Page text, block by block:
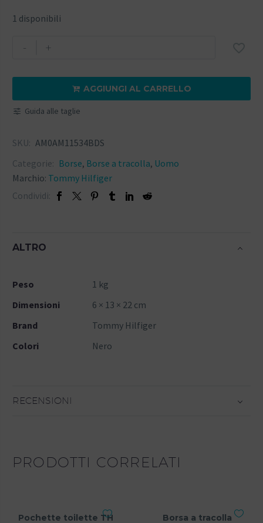
1 disponibili
- +
 AGGIUNGI AL CARRELLO
Guida alle taglie
SKU: AM0AM11534BDS
Categorie: Borse, Borse a tracolla, Uomo
Marchio: Tommy Hilfiger
Condividi:
ALTRO
Peso
1 kg
Dimensioni
6 × 13 × 22 cm
Brand
Tommy Hilfiger
Colori
Nero
RECENSIONI
PRODOTTI CORRELATI
Pochette toilette TH Borsa a tracolla